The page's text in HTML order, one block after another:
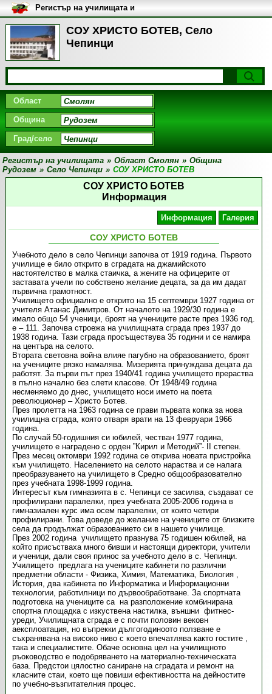
СОУ ХРИСТО БОТЕВ, Село
Чепинци
Регистър на училищата и
университетите в България
Област
Община
Град/село
Регистър на училищата » Област Смолян » Община
Рудозем » Село Чепинци » СОУ ХРИСТО БОТЕВ
СОУ ХРИСТО БОТЕВ
Информация
Информация Галерия
СОУ ХРИСТО БОТЕВ
Учебното дело в село Чепинци започва от 1919 година. Първото
училище е било открито в сградата на джамийското
настоятелство в малка стаичка, а жените на офицерите от
заставата учели по собствено желание децата, за да им дадат
първична грамотност.
Училището официално е открито на 15 септември 1927 година от
учителя Атанас Димитров. От началото на 1929/30 година е
имало общо 54 ученици, броят на учениците расте през 1936 год.
е – 111. Започва строежа на училищната сграда през 1937 до
1938 година. Тази сграда просъществува 35 години и се намира
на центъра на селото.
Втората световна война влияе пагубно на образованието, броят
на учениците рязко намалява. Мизерията принуждава децата да
работят. За първи път през 1940/41 година училището прераства
в пълно начално без слети класове. От 1948/49 година
несменяемо до днес, училището носи името на поета
революционер – Христо Ботев.
През пролетта на 1963 година се прави първата копка за нова
училищна сграда, която отваря врати на 13 февруари 1966
година.
По случай 50-годишния си юбилей, честван 1977 година,
училището е наградено с орден ”Кирил и Методий”- ІІ степен.
През месец октомври 1992 година се открива новата пристройка
към училището. Населението на селото нараства и се налага
преобразуването на училището в Средно общообразователно
през учебната 1998-1999 година.
Интересът към гимназията в с. Чепинци се засилва, създават се
профилирани паралелки, през учебната 2005-2006 година в
гимназиален курс има осем паралелки, от които четири
профилирани. Това доведе до желание на учениците от близките
села да продължат образованието си в нашето училище.
През 2002 година училището празнува 75 годишен юбилей, на
който присъстваха много бивши и настоящи директори, учители
и ученици, дали своя принос за учебното дело в с. Чепинци.
Училището предлага на учениците кабинети по различни
предметни области - Физика, Химия, Математика, Биология ,
История, два кабинета по Информатика и Информационни
технологии, работилници по дървообработване. За спортната
подготовка на учениците са на разположение комбинирана
спортна площадка с изкуствена настилка, външни фитнес-
уреди, Училищната сграда е с почти половин вековн
аексплоатация, но въпрекки дългогодиноото ползване е
съхранявана на високо ниво с което впечатлява както гостите ,
така и специалистите. Обаче основна цел на училищното
ръоководство е подобряването на материално-техническата
база. Предстои цялостно саниране на сградата и ремонт на
класните стаи, което ще повиши ефективността на дейностите
по учебно-възпитателния процес.